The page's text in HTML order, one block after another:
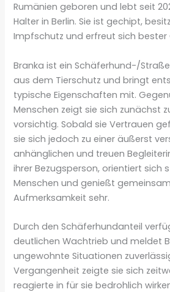
Rumänien geboren und lebt seit
Halter in Berlin. Sie ist gechipt,
Impfschutz und erfreut sich bester
Branka ist ein Schäferhund-/
aus dem Tierschutz und bringt
typische Eigenschaften mit.
Menschen zeigt sie sich zunächst
vorsichtig. Sobald sie Vertrauen
sie sich jedoch zu einer äußerst
anhänglichen und treuen
ihrer Bezugsperson, orientiert sich
Menschen und genießt
Aufmerksamkeit sehr.
Durch den Schäferhundanteil
deutlichen Wachtrieb und meldet
ungewohnte Situationen
Vergangenheit zeigte sie sich
reagierte in für sie bedrohlich